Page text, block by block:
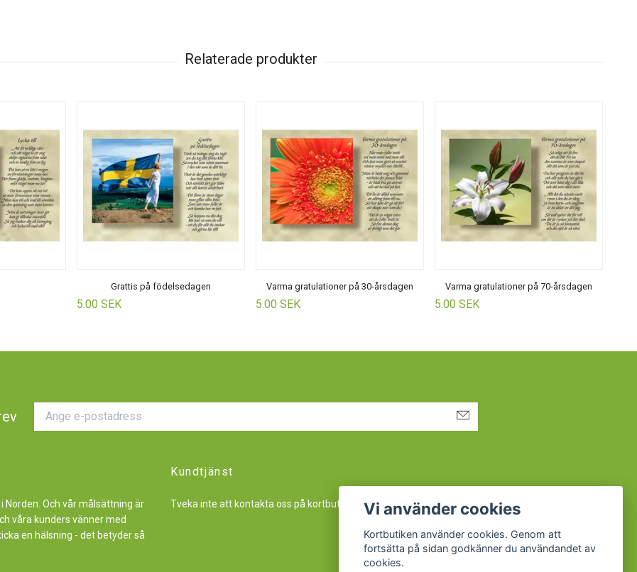
Grattis på födelsedagen
5.00 SEK
Varma gratulationer på 30-årsdagen
5.00 SEK
Varma gratulationer på 70-årsdagen
5.00 SEK
Och vår målsättning är
våra kunders vänner med
en hälsning - det betyder så
Kundtjänst
Tveka inte att kontakta oss på kortbutiken@procard.seeller ring oss på 019 450 450
Vi använder cookies
Kortbutiken använder cookies. Genom att
fortsätta på sidan godkänner du användandet av
cookies.